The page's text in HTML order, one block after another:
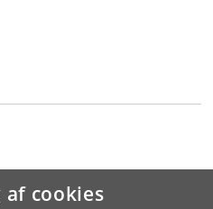
cookies